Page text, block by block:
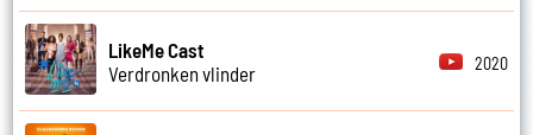
LikeMe Cast
Verdronken vlinder
2020